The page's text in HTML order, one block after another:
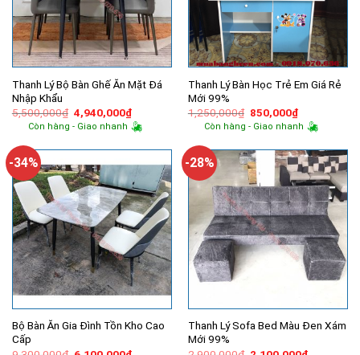
Thanh Lý Bộ Bàn Ghế Ăn Mặt Đá
Nhập Khẩu
5,500,000₫ Giá
gốc
là:
4,940,000₫Giá
hiện
tại
4,940,000₫.
Còn hàng - Giao nhanh
Thanh Lý Bàn Học Trẻ Em Giá Rẻ
Mới 99%
1,250,000₫ Giá
gốc
là:
850,000₫Giá
hiện
tại
850,000₫.
Còn hàng - Giao nhanh
-34%
Bộ Bàn Ăn Gia Đình Tồn Kho Cao
Cấp
-28%
Thanh Lý Sofa Bed Màu Đen Xám
Mới 99%